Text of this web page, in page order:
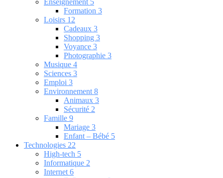
Enseignement 5
Formation 3
Loisirs 12
Cadeaux 3
Shopping 3
Voyance 3
Photographie 3
Musique 4
Sciences 3
Emploi 3
Environnement 8
Animaux 3
Sécurité 2
Famille 9
Mariage 3
Enfant – Bébé 5
Technologies 22
High-tech 5
Informatique 2
Internet 6